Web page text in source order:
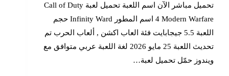
تحميل مباشر الآن اسم اللعبة تحميل لعبة Call of Duty
4 Modern Warfare اسم المطور Infinity Ward حجم
اللعبة 5.5 جيجابايت فئة العاب اكشن , ألعاب الحرب تم
تحديث اللعبة 25 مايو 2026 لغة اللعبة عربي متوافق مع
ويندوز حمّل تحميل لعبة…